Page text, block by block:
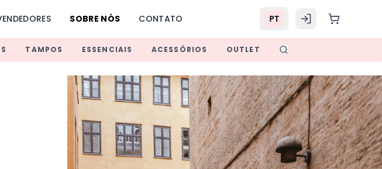
SOBRE NÓS CONTATO PT
TAMPOS ESSENCIAIS ACESSÓRIOS OUTLET